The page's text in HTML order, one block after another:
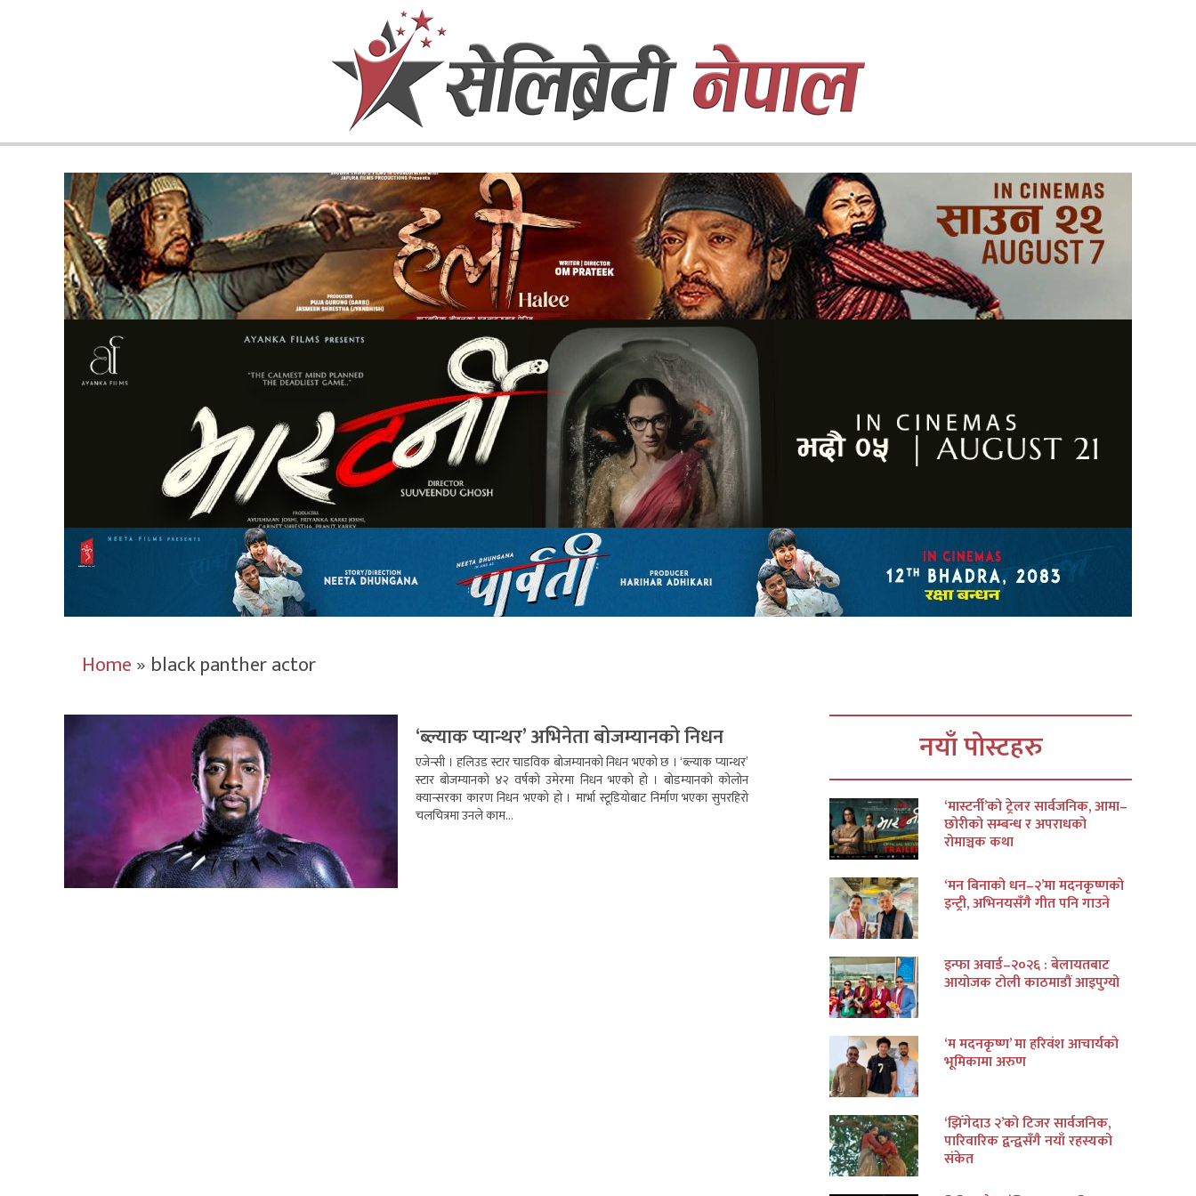
Home» black panther actor
‘ब्ल्याक प्यान्थर’ अभिनेता बोजम्यानको निधन
एजेन्सी । हलिउड स्टार चाडविक बोजम्यानको निधन भएको छ । ‘ब्ल्याक प्यान्थर’
स्टार बोजम्यानको ४२ वर्षको उमेरमा निधन भएको हो । बोडम्यानको कोलोन
क्यान्सरका कारण निधन भएको हो । मार्भा स्टूडियोबाट निर्माण भएका सुपरहिरो
चलचित्रमा उनले काम...
नयाँ पोस्टहरु
‘मास्टर्नी’को ट्रेलर सार्वजनिक, आमा–
छोरीको सम्बन्ध र अपराधको
रोमाञ्चक कथा
‘मन बिनाको धन–२’मा मदनकृष्णको
इन्ट्री, अभिनयसँगै गीत पनि गाउने
इन्फा अवार्ड–२०२६ : बेलायतबाट
आयोजक टोली काठमाडौं आइपुग्यो
‘म मदनकृष्ण’ मा हरिवंश आचार्यको
भूमिकामा अरुण
‘झिँगेदाउ २’को टिजर सार्वजनिक,
पारिवारिक द्वन्द्वसँगै नयाँ रहस्यको
संकेत